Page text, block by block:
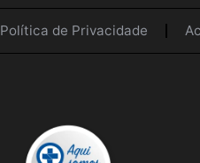
Política de Privacidade